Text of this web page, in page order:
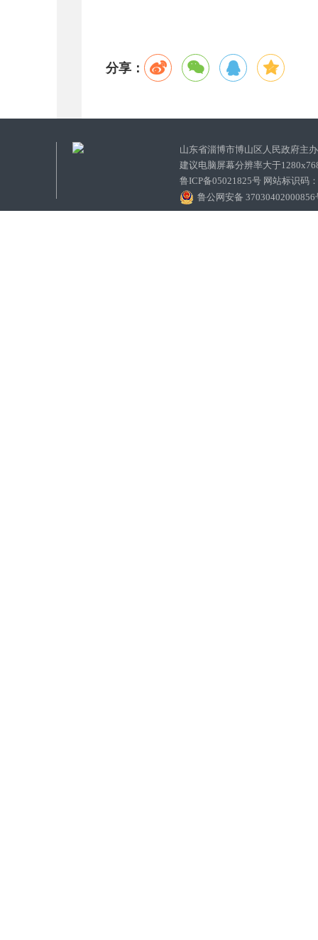
分享：
山东省淄博市博山区人民政府
建议电脑屏幕分辨率大于
鲁ICP备05021825号 网站标识码
鲁公网安备 37030402000856